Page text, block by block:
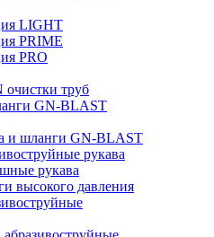
LIGHT
PRIME
PRO
очистки труб
GN-BLAST
и шланги GN-BLAST
рукава
рукава
высокого давления